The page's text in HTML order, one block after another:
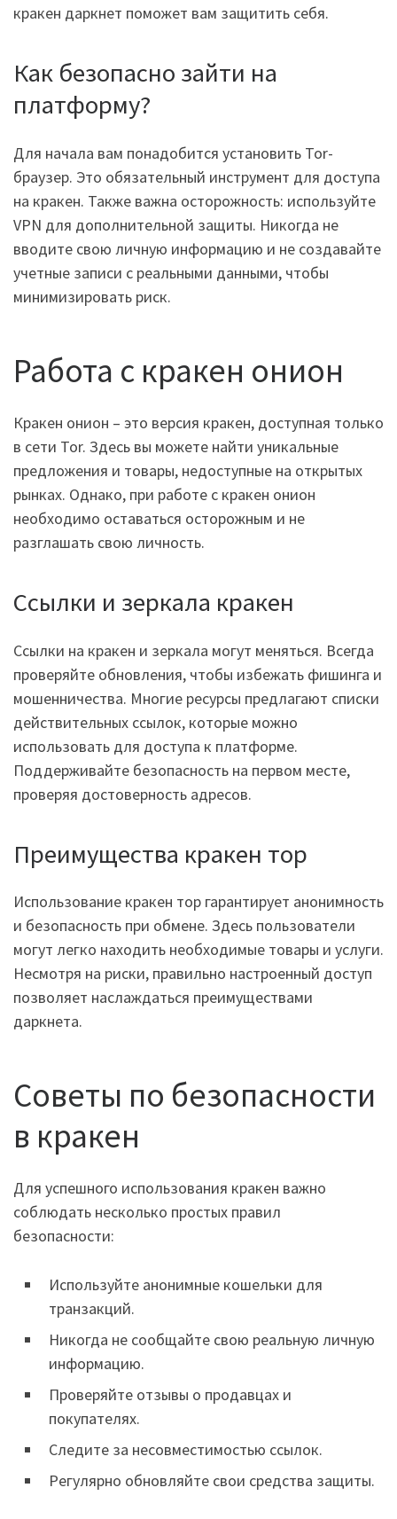
кракен даркнет поможет вам защитить себя.
Как безопасно зайти на
платформу?
Для начала вам понадобится установить Tor-
браузер. Это обязательный инструмент для доступа
на кракен. Также важна осторожность: используйте
VPN для дополнительной защиты. Никогда не
вводите свою личную информацию и не создавайте
учетные записи с реальными данными, чтобы
минимизировать риск.
Работа с кракен онион
Кракен онион – это версия кракен, доступная только
в сети Tor. Здесь вы можете найти уникальные
предложения и товары, недоступные на открытых
рынках. Однако, при работе с кракен онион
необходимо оставаться осторожным и не
разглашать свою личность.
Ссылки и зеркала кракен
Ссылки на кракен и зеркала могут меняться. Всегда
проверяйте обновления, чтобы избежать фишинга и
мошенничества. Многие ресурсы предлагают списки
действительных ссылок, которые можно
использовать для доступа к платформе.
Поддерживайте безопасность на первом месте,
проверяя достоверность адресов.
Преимущества кракен тор
Использование кракен тор гарантирует анонимность
и безопасность при обмене. Здесь пользователи
могут легко находить необходимые товары и услуги.
Несмотря на риски, правильно настроенный доступ
позволяет наслаждаться преимуществами
даркнета.
Советы по безопасности
в кракен
Для успешного использования кракен важно
соблюдать несколько простых правил
безопасности:
Используйте анонимные кошельки для
транзакций.
Никогда не сообщайте свою реальную личную
информацию.
Проверяйте отзывы о продавцах и
покупателях.
Следите за несовместимостью ссылок.
Регулярно обновляйте свои средства защиты.